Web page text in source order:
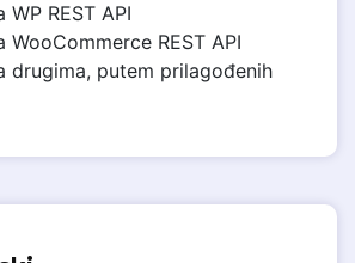
REST API
WooCommerce REST API
drugima, putem prilagođenih